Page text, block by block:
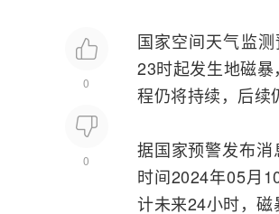
0
0
国家空间天气监测
23时起发生地磁
程仍将持续，后续
据国家预警发布
时间2024年05月
计未来24小时，磁